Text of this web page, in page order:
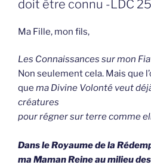
doit être connu -LDC 25
Ma Fille, mon fils,
Les Connaissances sur mon
Non seulement cela. Mais que
que ma Divine Volonté veut
créatures
pour régner sur terre comme
Dans le Royaume de la
ma Maman Reine au milieu